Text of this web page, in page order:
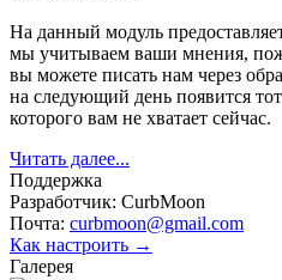
На данный модуль
мы учитываем ваши мнения,
вы можете писать нам через
на следующий день появится
которого вам не хватает сейчас.
Читать далее...
Поддержка
Разработчик: CurbMoon
Почта: curbmoon@gmail.com
Как настроить →
Галерея